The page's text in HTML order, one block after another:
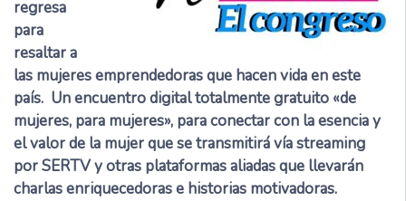
regresa
para
resaltar a
las mujeres emprendedoras que hacen vida en este
país. Un encuentro digital totalmente gratuito «de
mujeres, para mujeres», para conectar con la esencia y
el valor de la mujer que se transmitirá vía streaming
por SERTV y otras plataformas aliadas que llevarán
charlas enriquecedoras e historias motivadoras.